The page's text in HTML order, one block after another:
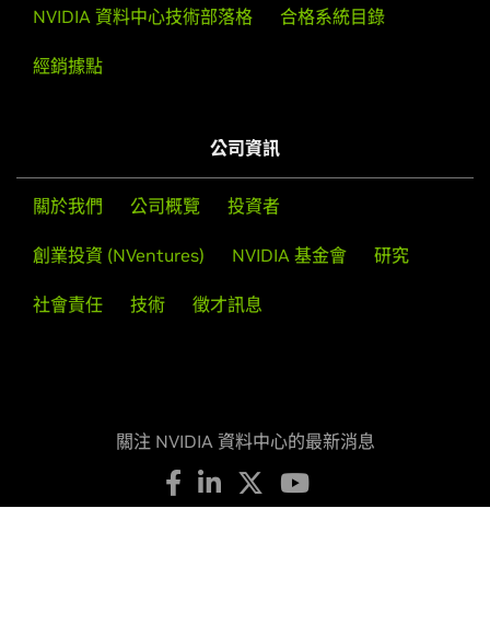
NVIDIA 資料中心技術部落格 合格系統目錄
經銷據點
公司資訊
關於我們 公司概覽 投資者
創業投資 (NVentures) NVIDIA 基金會 研究
社會責任 技術 徵才訊息
關注 NVIDIA 資料中心的最新消息